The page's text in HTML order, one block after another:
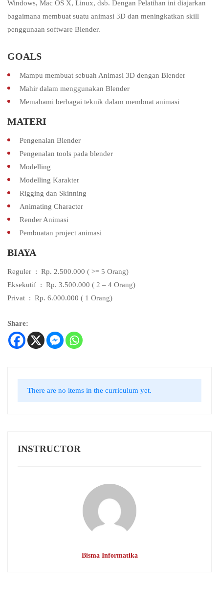
Windows, Mac OS X, Linux, dsb. Dengan Pelatihan ini diajarkan
bagaimana membuat suatu animasi 3D dan meningkatkan skill
penggunaan software Blender.
GOALS
Mampu membuat sebuah Animasi 3D dengan Blender
Mahir dalam menggunakan Blender
Memahami berbagai teknik dalam membuat animasi
MATERI
Pengenalan Blender
Pengenalan tools pada blender
Modelling
Modelling Karakter
Rigging dan Skinning
Animating Character
Render Animasi
Pembuatan project animasi
BIAYA
Reguler : Rp. 2.500.000 ( >= 5 Orang)
Eksekutif : Rp. 3.500.000 ( 2 – 4 Orang)
Privat : Rp. 6.000.000 ( 1 Orang)
Share:
There are no items in the curriculum yet.
INSTRUCTOR
Bisma Informatika